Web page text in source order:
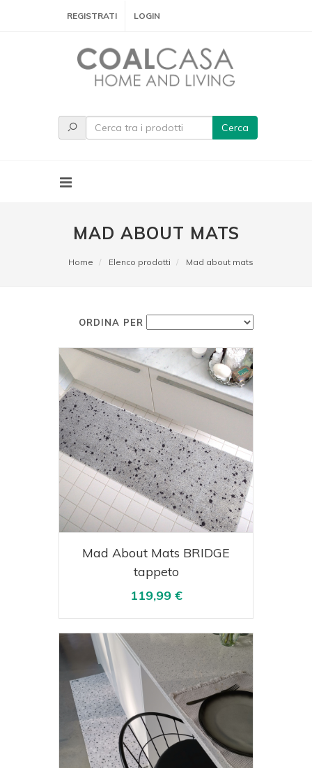
REGISTRATI LOGIN
Cerca
MAD ABOUT MATS
Home Elenco prodotti Mad about mats
ORDINA PER
Acquista Visualizza
Mad About Mats BRIDGE
tappeto
119,99 €